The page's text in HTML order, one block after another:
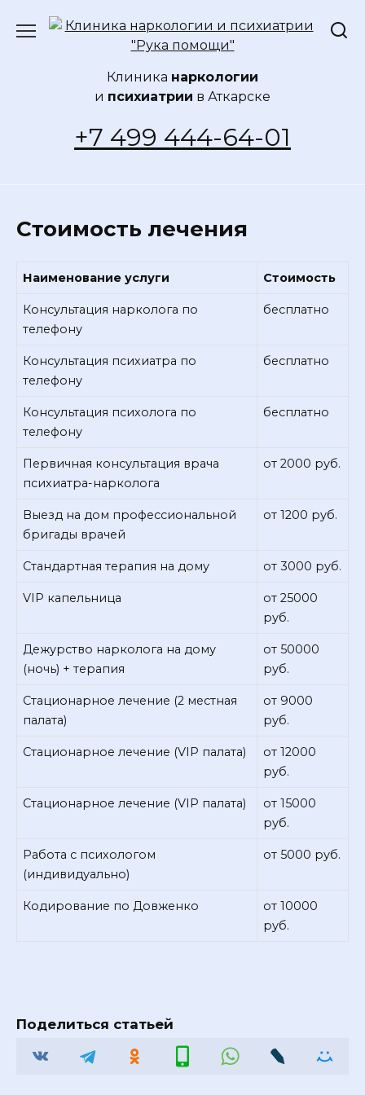
Клиника наркологии
и психиатрии в Аткарске
+7 499 444-64-01
Стоимость лечения
Наименование услуги Стоимость
Консультация нарколога по
телефону
бесплатно
Консультация психиатра по
телефону
бесплатно
Консультация психолога по
телефону
бесплатно
Первичная консультация врача
психиатра-нарколога
от 2000 руб.
Выезд на дом профессиональной
бригады врачей
от 1200 руб.
Стандартная терапия на дому от 3000 руб.
VIP капельница
от 25000
руб.
Дежурство нарколога на дому
(ночь) + терапия
от 50000
руб.
Стационарное лечение (2 местная
палата)
от 9000
руб.
Стационарное лечение (VIP палата)
от 12000
руб.
Стационарное лечение (VIP палата)
от 15000
руб.
Работа с психологом
(индивидуально)
от 5000 руб.
Кодирование по Довженко
от 10000
руб.
Поделиться статьей